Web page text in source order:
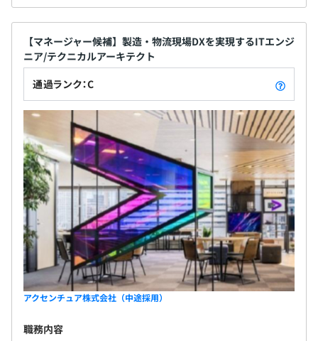
【マネージャー候補】製造・物流現場DXを実現するITエンジ
ニア/テクニカルアーキテクト
通過ランク：C
アクセンチュア株式会社（中途採用）
職務内容